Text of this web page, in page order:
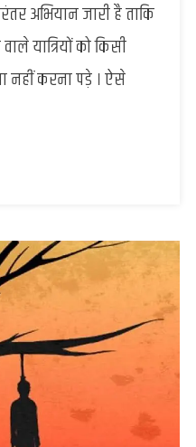
अभियान जारी है ताकि
यात्रियों को किसी
नहीं करना पड़े । ऐसे